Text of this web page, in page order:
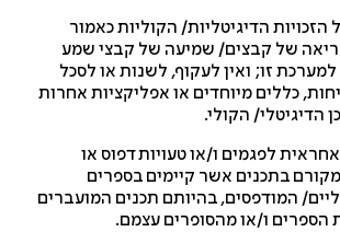
הדיגיטליות/ הקוליות כאמור
קבצים/ שמיעה של קבצי שמע
זו; ואין לעקוף, לשנות או לסכל
מיוחדים או אפליקציות אחרות
הקולי.
לפגמים ו/או טעויות דפוס או
אשר קיימים בספרים
בהיותם תכנים המועברים
ו/או מהסופרים עצמם.